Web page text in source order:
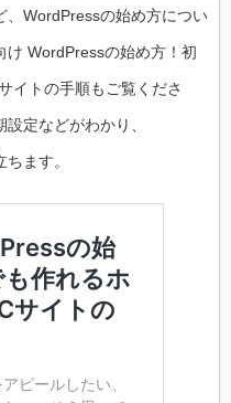
、WordPressの始め方につい
け WordPressの始め方！初
イトの手順もご覧くださ
定などがわかり、
ます。